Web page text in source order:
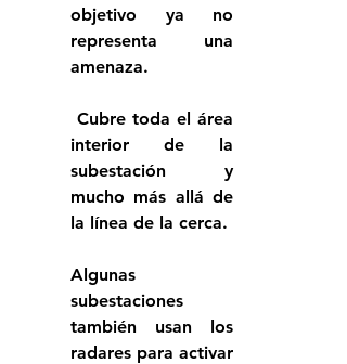
objetivo ya no
representa una
amenaza.
interior de la
subestación y
mucho más allá de
la línea de la cerca.
Algunas
subestaciones
también usan los
radares para activar